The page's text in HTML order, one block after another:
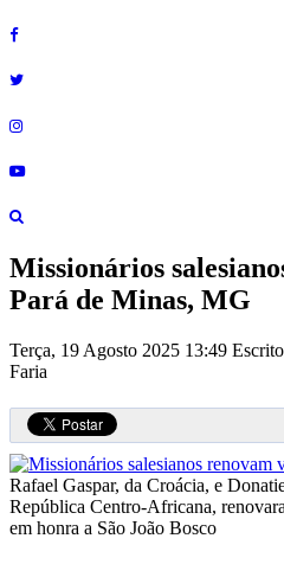
Missionários
Pará de Minas, MG
Terça, 19 Agosto 2025 13:49
Faria
Rafael Gaspar, da Croácia, e
República Centro-Africana,
em honra a São João Bosco